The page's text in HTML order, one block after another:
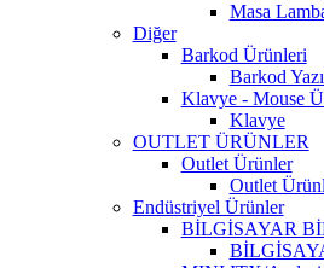
Masa
Diğer
Barkod Ürünleri
Barkod
Klavye - Mouse
Klavye
OUTLET ÜRÜNLER
Outlet Ürünler
Outlet
Endüstriyel Ürünler
BİLGİSAYAR